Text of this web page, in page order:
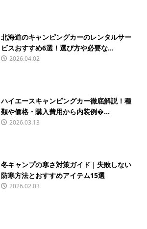
北海道のキャンピングカーのレンタルサー
ビスおすすめ6選！選び方や必要な...
2026.04.02
ハイエースキャンピングカー徹底解説！種
類や価格・購入費用から内装例�...
2026.03.13
冬キャンプの寒さ対策ガイド｜失敗しない
防寒方法とおすすめアイテム15選
2026.02.03